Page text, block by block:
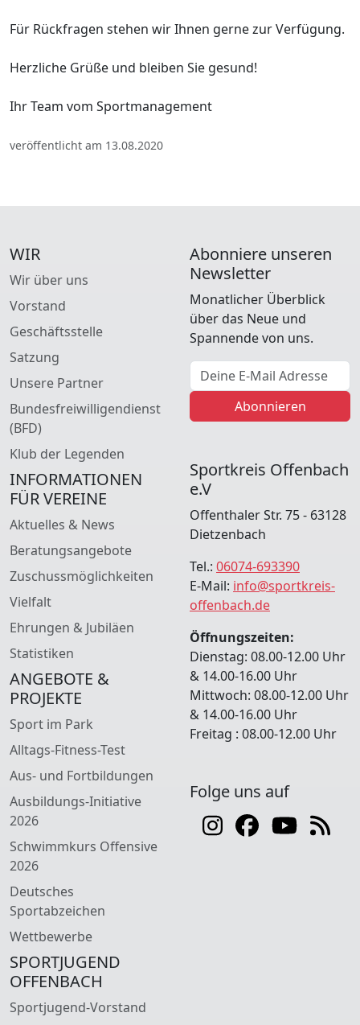
Für Rückfragen stehen wir Ihnen gerne zur Verfügung.
Herzliche Grüße und bleiben Sie gesund!
Ihr Team vom Sportmanagement
veröffentlicht am 13.08.2020
WIR
Wir über uns
Vorstand
Geschäftsstelle
Satzung
Unsere Partner
Bundesfreiwilligendienst
(BFD)
Klub der Legenden
INFORMATIONEN
FÜR VEREINE
Aktuelles & News
Beratungsangebote
Zuschussmöglichkeiten
Vielfalt
Ehrungen & Jubiläen
Statistiken
ANGEBOTE &
PROJEKTE
Sport im Park
Alltags-Fitness-Test
Aus- und Fortbildungen
Ausbildungs-Initiative
2026
Schwimmkurs Offensive
2026
Deutsches
Sportabzeichen
Wettbewerbe
SPORTJUGEND
OFFENBACH
Sportjugend-Vorstand
Abonniere unseren
Newsletter
Monatlicher Überblick
über das Neue und
Spannende von uns.
E-Mail Adresse
Abonnieren
Sportkreis Offenbach
e.V
Offenthaler Str. 75 - 63128
Dietzenbach
Tel.: 06074-693390
E-Mail: info@sportkreis-
offenbach.de
Öffnungszeiten:
Dienstag: 08.00-12.00 Uhr
& 14.00-16.00 Uhr
Mittwoch: 08.00-12.00 Uhr
& 14.00-16.00 Uhr
Freitag : 08.00-12.00 Uhr
Folge uns auf